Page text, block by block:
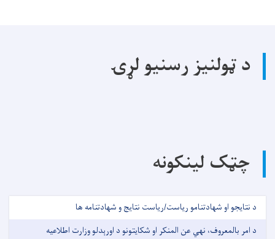
د ټولنیز رسنیو لړۍ
چټک لینکونه
د نتایجو او شهادتنامو ریاست/ریاست نتایج و شهادتنامه ها
د امر بالمعروف، نهي عن المنکر او شکایتونو د اورېدلو وزارت اطلاعیه